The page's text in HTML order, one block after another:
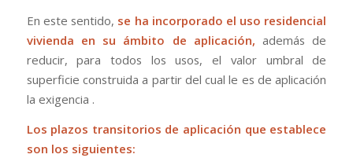
En este sentido, se ha incorporado el uso residencial
vivienda en su ámbito de aplicación, además de
reducir, para todos los usos, el valor umbral de
superficie construida a partir del cual le es de aplicación
la exigencia .
Los plazos transitorios de aplicación que establece
son los siguientes: